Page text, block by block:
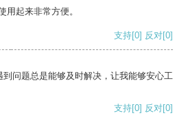
用起来非常方便。
支持[0] 反对[0]
问题总是能够及时解决，让我能够安心工
支持[0] 反对[0]